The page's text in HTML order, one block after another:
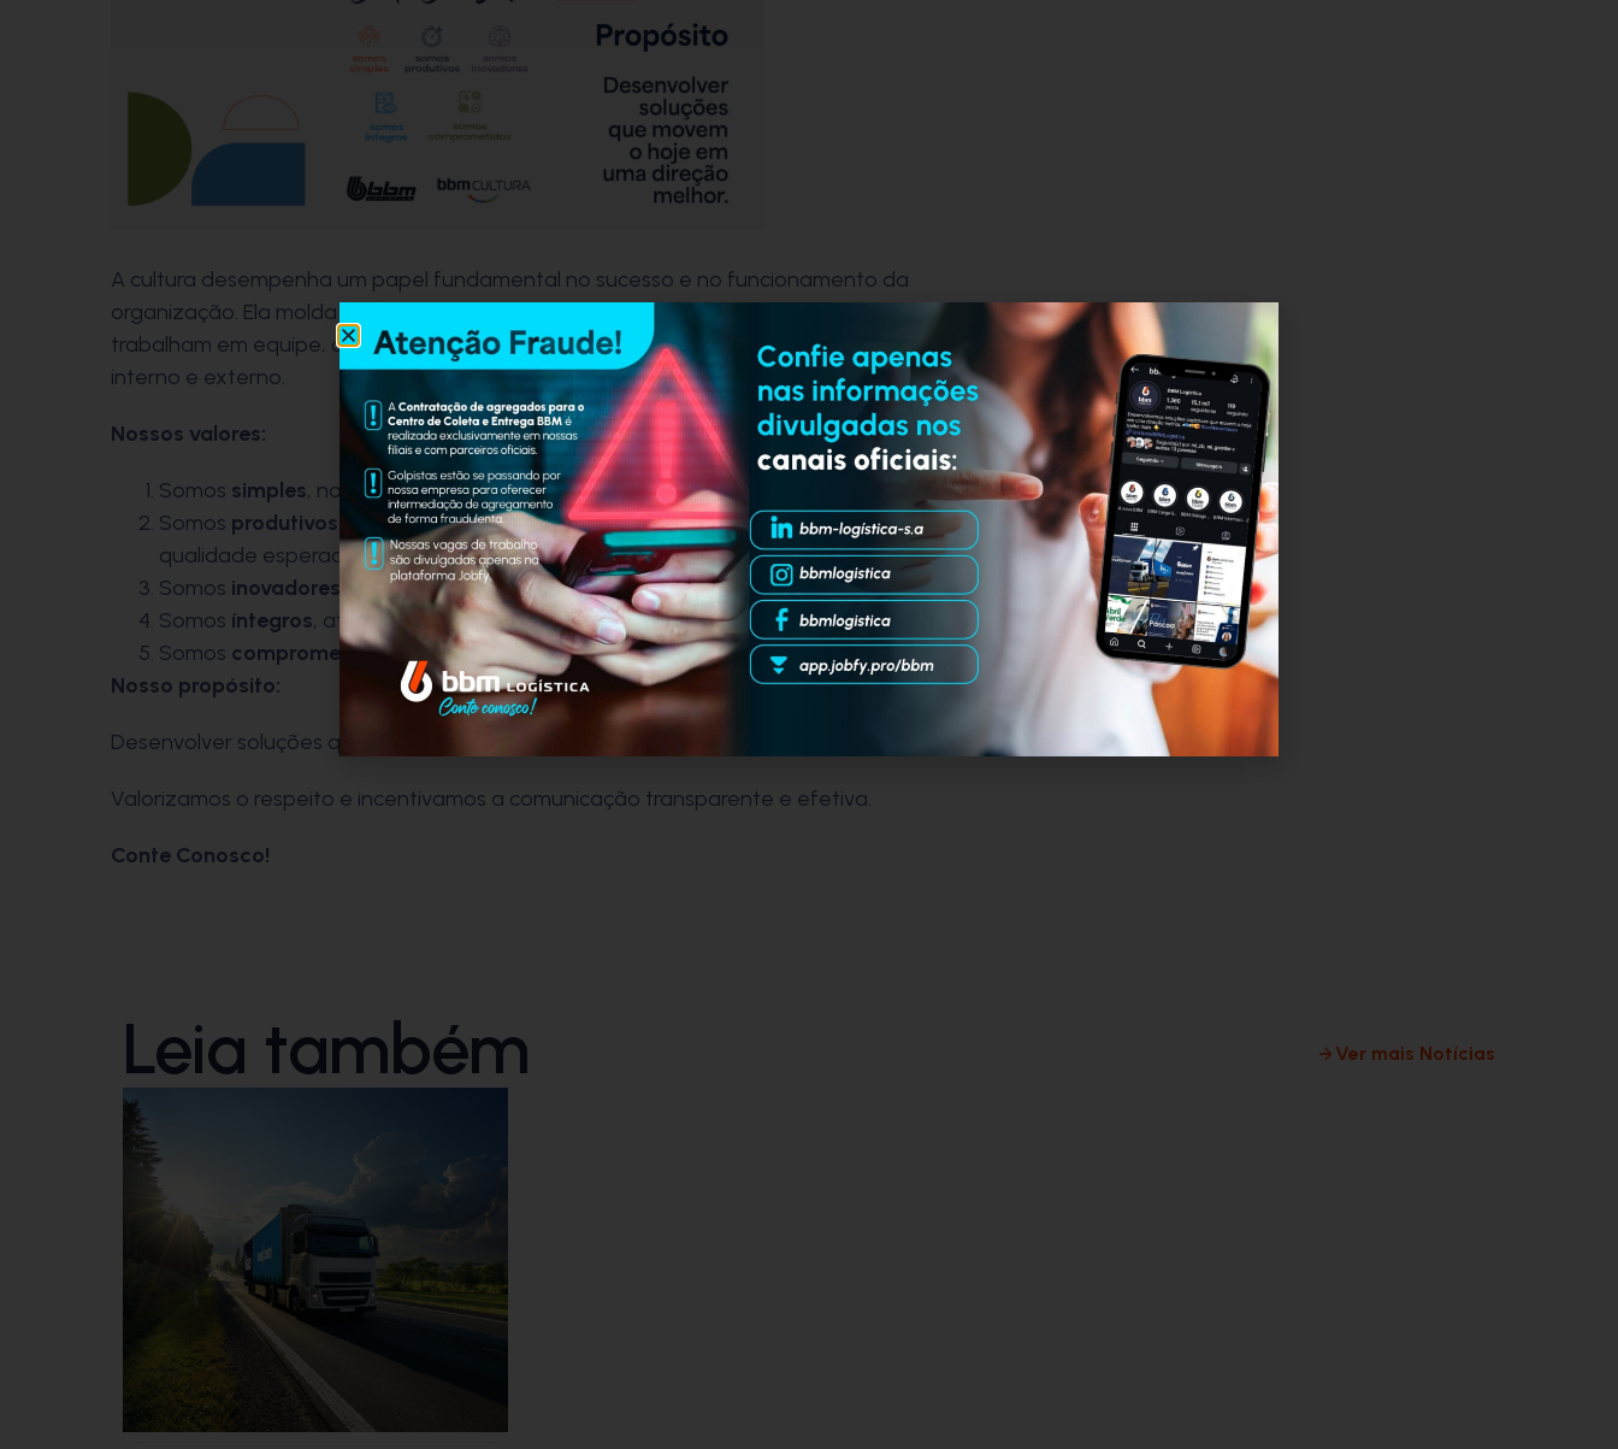
A cultura desempenha um papel fundamental no sucesso e no funcionamento da
organização. Ela molda a forma como as pessoas interagem entre si, como
trabalham em equipe, como tomam decisões e como lidam com os desafios
interno e externo.
Nossos valores:
Somos simples, no jeito de ser e de fazer as atividades;
Somos produtivos , entregamos o combinado, no tempo, no custo e na
qualidade esperada.
Somos inovadores, entregamos valor em tudo que fazemos;
Somos íntegros, atuamos de maneira honesta, ética e moral;
Somos comprometidos, uns com os outros, com nossos clientes e acionistas.
Nosso propósito:
Desenvolver soluções que movem o hoje em uma direção melhor.
Valorizamos o respeito e incentivamos a comunicação transparente e efetiva.
Conte Conosco!
Leia também Ver mais Notícias